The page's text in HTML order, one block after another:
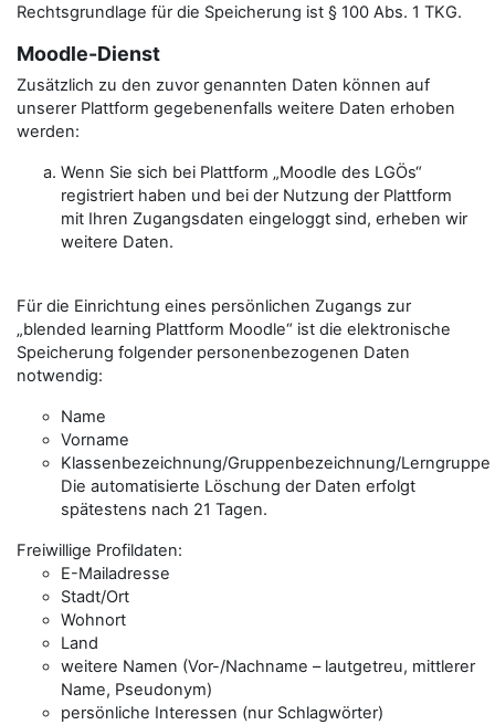
Rechtsgrundlage für die Speicherung ist § 100 Abs. 1 TKG.
Moodle-Dienst
Zusätzlich zu den zuvor genannten Daten können auf
unserer Plattform gegebenenfalls weitere Daten erhoben
werden:
Wenn Sie sich bei Plattform „Moodle des LGÖs“
registriert haben und bei der Nutzung der Plattform
mit Ihren Zugangsdaten eingeloggt sind, erheben wir
weitere Daten.
Für die Einrichtung eines persönlichen Zugangs zur
„blended learning Plattform Moodle“ ist die elektronische
Speicherung folgender personenbezogenen Daten
notwendig:
Name
Vorname
Klassenbezeichnung/Gruppenbezeichnung/Lerngruppe
Die automatisierte Löschung der Daten erfolgt
spätestens nach 21 Tagen.
Freiwillige Profildaten:
E-Mailadresse
Stadt/Ort
Wohnort
Land
weitere Namen (Vor-/Nachname – lautgetreu, mittlerer
Name, Pseudonym)
persönliche Interessen (nur Schlagwörter)